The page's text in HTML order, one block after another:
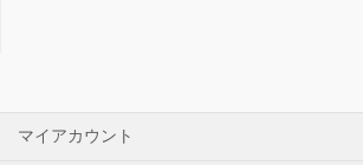
マイアカウント